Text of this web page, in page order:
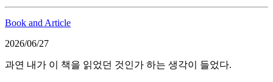
Book and Article
2026/06/27
과연 내가 이 책을 읽었던 것인가 하는 생각이 들었다.